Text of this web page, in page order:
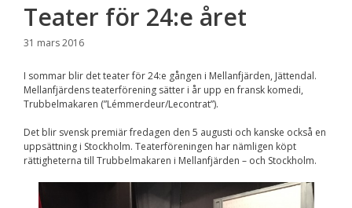
Teater för 24:e året
31 mars 2016
I sommar blir det teater för 24:e gången i Mellanfjärden, Jättendal.
Mellanfjärdens teaterförening sätter i år upp en fransk komedi,
Trubbelmakaren (”Lémmerdeur/Lecontrat”).
Det blir svensk premiär fredagen den 5 augusti och kanske också en
uppsättning i Stockholm. Teaterföreningen har nämligen köpt
rättigheterna till Trubbelmakaren i Mellanfjärden – och Stockholm.
Nödvändiga
inte att välja
bort. De behövs